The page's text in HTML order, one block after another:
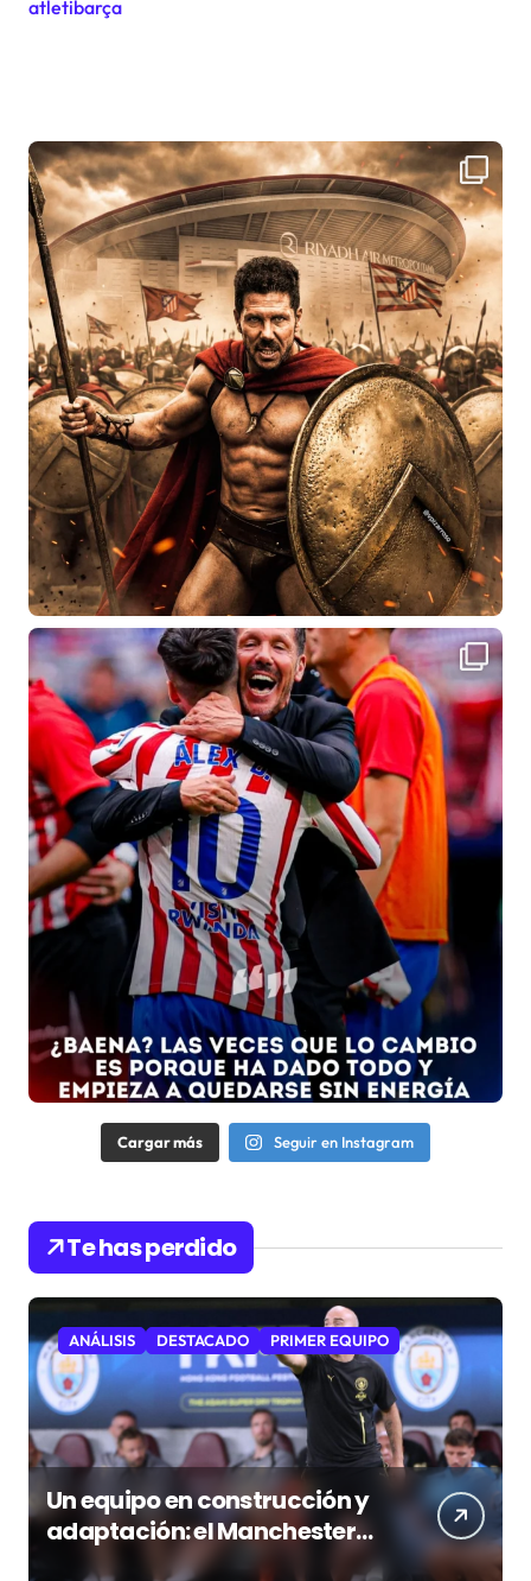
Cargar más Seguir en Instagram
Te has perdido
ANÁLISIS DESTACADO PRIMER EQUIPO
Un equipo en construcción y
adaptación: el Manchester
City que le espera al Atlético